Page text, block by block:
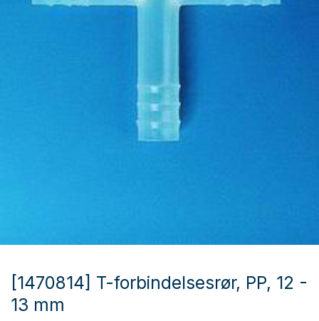
[1470814] T-forbindelsesrør, PP, 12 -
13 mm